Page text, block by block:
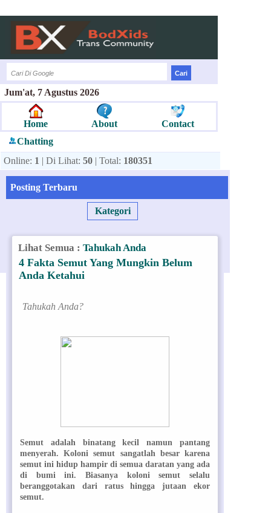
Jum'at, 7 Agustus 2026
Home About
Contact
Chatting
Online: 1 | Di Lihat: 50 | Total: 180351
Posting Terbaru
Kategori
Lihat Semua : Tahukah Anda
4 Fakta Semut Yang Mungkin Belum
Anda Ketahui
Tahukah Anda?
Semut adalah binatang kecil namun pantang
menyerah. Koloni semut sangatlah besar karena
semut ini hidup hampir di semua daratan yang ada
di bumi ini. Biasanya koloni semut selalu
beranggotakan dari ratus hingga jutaan ekor
semut.